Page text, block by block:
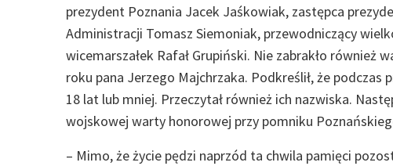
prezydent Poznania Jacek Jaśkowiak, zastępca
Administracji Tomasz Siemoniak, przewodniczący
wicemarszałek Rafał Grupiński. Nie zabrakło również
roku pana Jerzego Majchrzaka. Podkreślił, że
18 lat lub mniej. Przeczytał również ich nazwiska.
wojskowej warty honorowej przy pomniku
– Mimo, że życie pędzi naprzód ta chwila pamięci